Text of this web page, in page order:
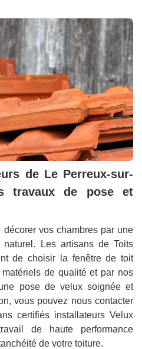
de Le Perreux-sur-
travaux de pose et
vos chambres par une
naturel. Les artisans de Toits
de choisir la fenêtre de toit
de qualité et par nos
pose de velux soignée et
vous pouvez nous contacter
certifiés installateurs Velux
de haute performance
de votre toiture.